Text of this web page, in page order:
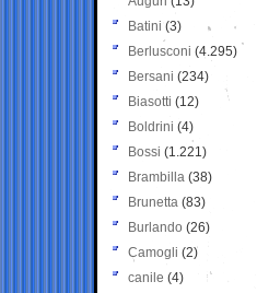
Batini (3)
Berlusconi (4.295)
Bersani (234)
Biasotti (12)
Boldrini (4)
Bossi (1.221)
Brambilla (38)
Brunetta (83)
Burlando (26)
Camogli (2)
canile (4)